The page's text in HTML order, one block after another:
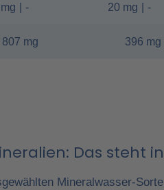
-
807 mg
20 mg -
396 mg
Das steht
Mineralwasser-